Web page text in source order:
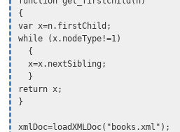
{
var x=n.firstChild;
while (x.nodeType!=1)
  {
  x=x.nextSibling;
  }
return x;
}
xmlDoc=loadXMLDoc("books.xml");